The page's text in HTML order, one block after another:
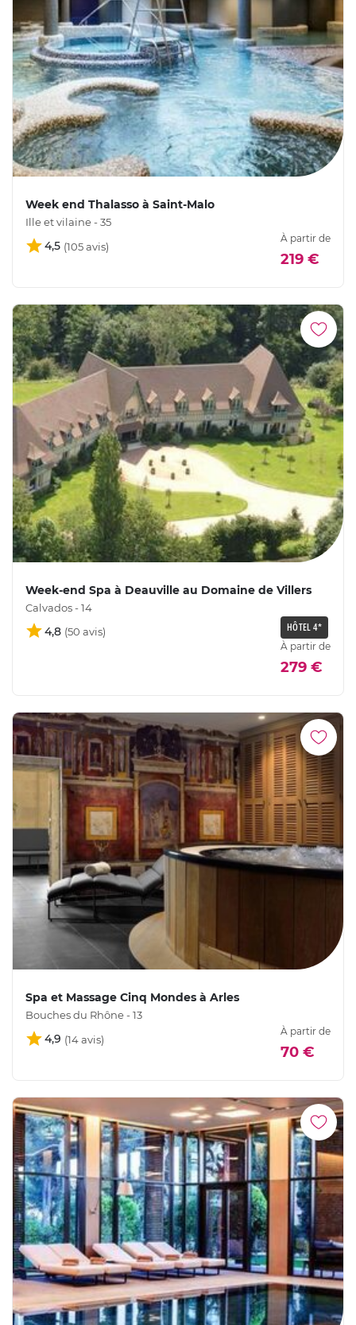
Week end Thalasso à Saint-Malo
Ille et vilaine - 35
4,5
À partir de
219 €
Week-end Spa à Deauville au Domaine de Villers
Calvados - 14
4,8 HÔTEL 4*
À partir de
279 €
Spa et Massage Cinq Mondes à Arles
Bouches du Rhône - 13
4,9
À partir de
70 €